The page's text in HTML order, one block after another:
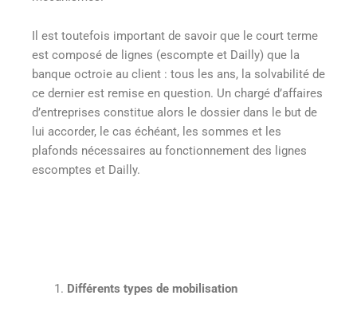
Il est toutefois important de savoir que le court terme
est composé de lignes (escompte et Dailly) que la
banque octroie au client : tous les ans, la solvabilité de
ce dernier est remise en question. Un chargé d’affaires
d’entreprises constitue alors le dossier dans le but de
lui accorder, le cas échéant, les sommes et les
plafonds nécessaires au fonctionnement des lignes
escomptes et Dailly.
Différents types de mobilisation